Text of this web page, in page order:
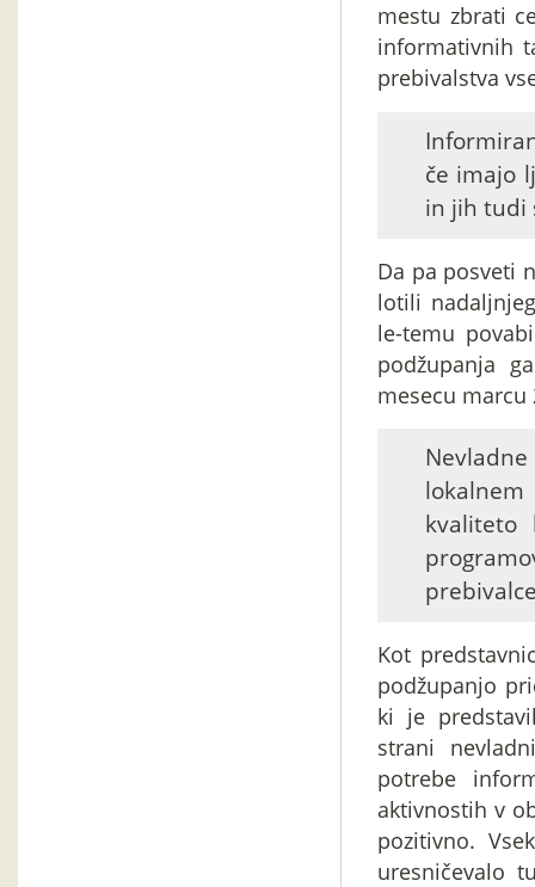
mestu zbrati
informativnih
prebivalstva
če imajo
in jih tudi
Da pa posveti
lotili
le-temu
podžupanja
mesecu marcu
kvaliteto
Kot
podžupanjo
ki je
strani
potrebe
aktivnostih v
pozitivno.
uresničevalo